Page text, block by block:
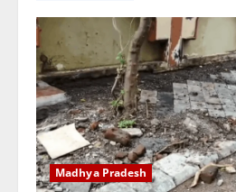
Madhya Pradesh